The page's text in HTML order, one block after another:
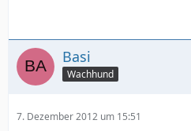
Basi
Wachhund
7. Dezember 2012 um 15:51